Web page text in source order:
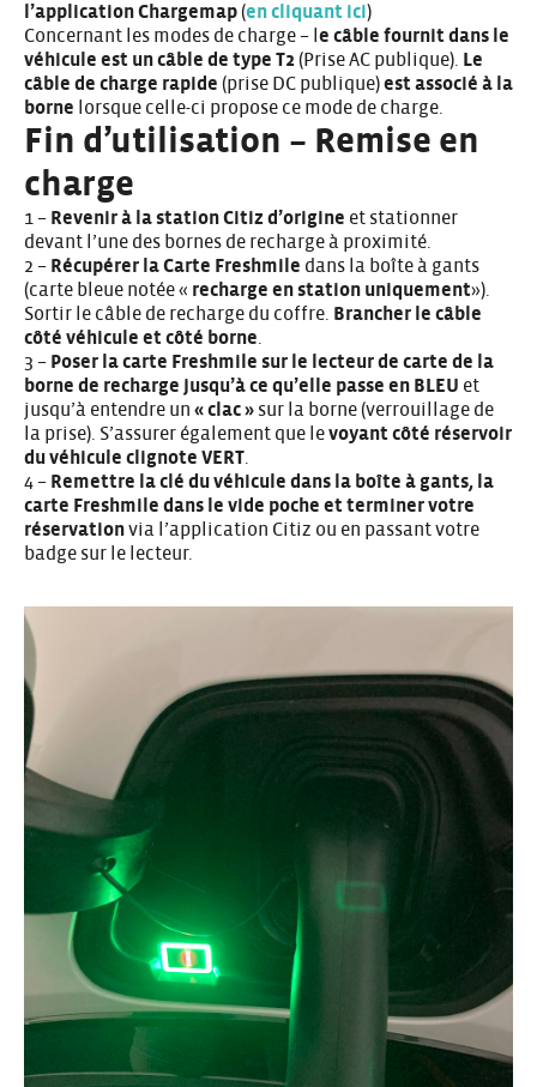
l’application Chargemap(en cliquant ici )
Concernant les modes de charge – l e câble fournit dans le
véhicule est un câble de type T2(Prise AC publique). Le
câble de charge rapide (prise DC publique)est associé à la
borne lorsque celle-ci propose ce mode de charge.
Fin d’utilisation – Remise en
charge
1 – Revenir à la station Citiz d’origine et stationner
devant l’une des bornes de recharge à proximité.
2 – Récupérer la Carte Freshmile dans la boîte à gants
(carte bleue notée « recharge en station uniquement»).
Sortir le câble de recharge du coffre. Brancher le câble
côté véhicule et côté borne.
3 – Poser la carte Freshmile sur le lecteur de carte de la
borne de recharge jusqu’à ce qu’elle passe en BLEU et
jusqu’à entendre un « clac » sur la borne (verrouillage de
la prise). S’assurer également que levoyant côté réservoir
du véhicule clignote VERT.
4 – Remettre la clé du véhicule dans la boîte à gants, la
carte Freshmile dans le vide poche et terminer votre
réservationvia l’application Citiz ou en passant votre
badge sur le lecteur.